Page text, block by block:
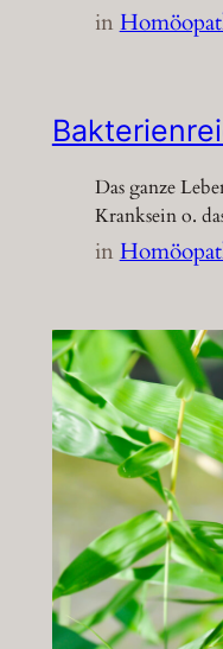
in
Das ganze
Kranksein o.
in